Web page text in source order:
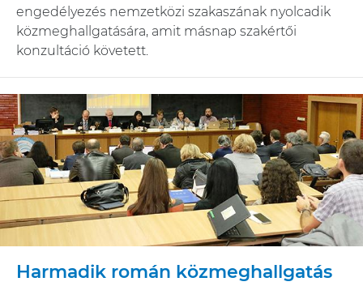
engedélyezés nemzetközi szakaszának nyolcadik
közmeghallgatására, amit másnap szakértői
konzultáció követett.
Harmadik román közmeghallgatás